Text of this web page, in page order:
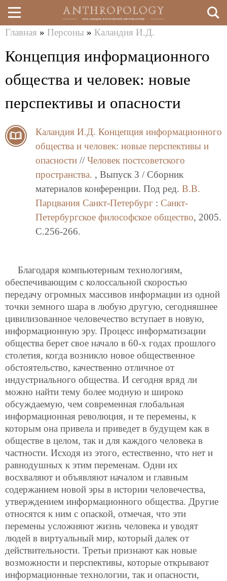
Перейти
к
здесь
Главная » Персоны » Каландия И.Д.
Концепция информационного
общества и человек: новые
перспективы и опасности
Каландия И.Д. Концепция информационного
общества и человек: новые перспективы и
опасности // Человек постсоветского
пространства. , Выпуск 3 / Сборник
материалов конференции. Под ред. В.В.
Парцвания Санкт-Петербург : Санкт-
Петербургское философское общество, 2005.
C.256-266.
Благодаря компьютерным технологиям,
обеспечивающим с колоссальной скоростью
передачу огромных массивов информации из одной
точки земного шара в любую другую, сегодняшнее
цивилизованное человечество вступает в новую,
информационную эру. Процесс информатизации
общества берет свое начало в 60-х годах прошлого
столетия, когда возникло новое общественное
обстоятельство, качественно отличное от
индустриального общества. И сегодня вряд ли
можно найти тему более модную и широко
обсуждаемую, чем современная глобальная
информационная революция, и те перемены, к
которым она привела и приведет в будущем как в
обществе в целом, так и для каждого человека в
частности. Исходя из этого, естественно, что нет и
равнодушных к этим переменам. Одни их
восхваляют и объявляют началом и главным
содержанием новой эры в истории человечества,
утверждением информационного общества. Другие
относятся к ним с опаской, отмечая, что эти
перемены усложняют жизнь человека и уводят
людей в виртуальный мир, который далек от
действительности. Третьи признают как новые
возможности и перспективы, которые открывают
информационные технологии, так и опасности,